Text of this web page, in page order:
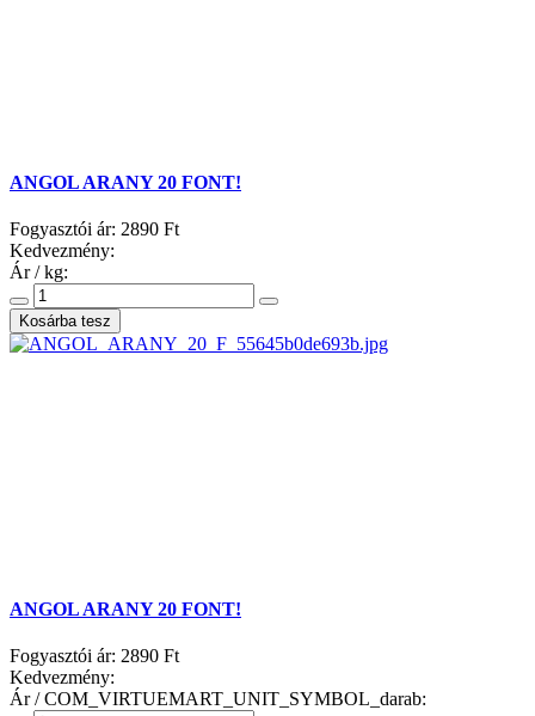
ANGOL ARANY 20 FONT!
Fogyasztói ár: 2890 Ft
Kedvezmény:
Ár / kg:
ANGOL ARANY 20 FONT!
Fogyasztói ár: 2890 Ft
Kedvezmény:
Ár / COM_VIRTUEMART_UNIT_SYMBOL_darab: